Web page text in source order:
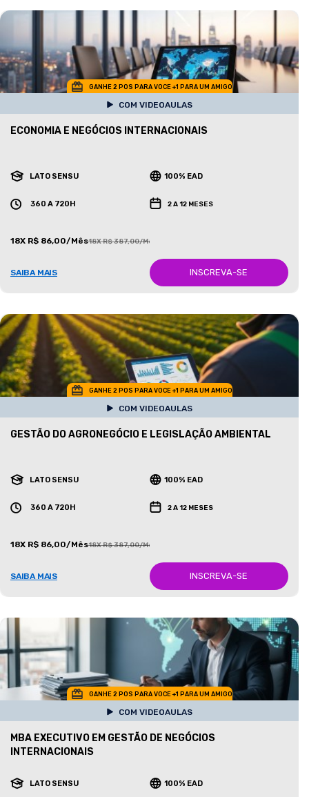
GANHE 2 POS PARA VOCE +1 PARA UM AMIGO
COM VIDEOAULAS
ECONOMIA E NEGÓCIOS INTERNACIONAIS
LATO SENSU 100% EAD
360 A 720H 2 A 12 MESES
18X R$ 86,00/Mês18X R$ 387,00/Mês
SAIBA MAIS INSCREVA-SE
GANHE 2 POS PARA VOCE +1 PARA UM AMIGO
COM VIDEOAULAS
GESTÃO DO AGRONEGÓCIO E LEGISLAÇÃO AMBIENTAL
LATO SENSU 100% EAD
360 A 720H 2 A 12 MESES
18X R$ 86,00/Mês18X R$ 387,00/Mês
SAIBA MAIS INSCREVA-SE
GANHE 2 POS PARA VOCE +1 PARA UM AMIGO
COM VIDEOAULAS
MBA EXECUTIVO EM GESTÃO DE NEGÓCIOS
INTERNACIONAIS
LATO SENSU 100% EAD